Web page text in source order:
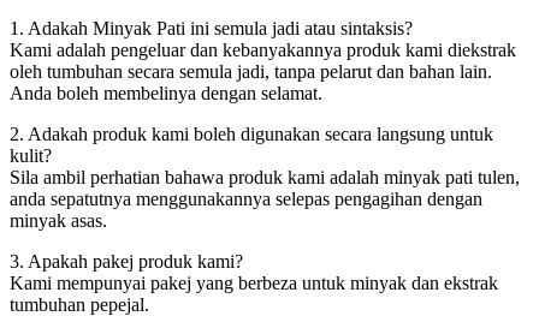
1. Adakah Minyak Pati ini semula jadi atau sintaksis?
Kami adalah pengeluar dan kebanyakannya produk kami diekstrak
oleh tumbuhan secara semula jadi, tanpa pelarut dan bahan lain.
Anda boleh membelinya dengan selamat.
2. Adakah produk kami boleh digunakan secara langsung untuk
kulit?
Sila ambil perhatian bahawa produk kami adalah minyak pati tulen,
anda sepatutnya menggunakannya selepas pengagihan dengan
minyak asas.
3. Apakah pakej produk kami?
Kami mempunyai pakej yang berbeza untuk minyak dan ekstrak
tumbuhan pepejal.